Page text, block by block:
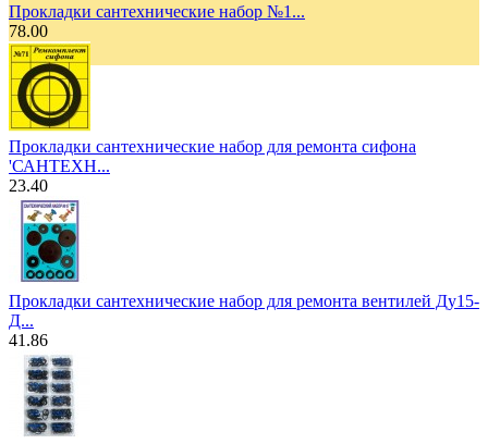
Прокладки сантехнические набор №1...
78.00
Прокладки сантехнические набор для ремонта сифона
'САНТЕХН...
23.40
Прокладки сантехнические набор для ремонта вентилей Ду15-
Д...
41.86